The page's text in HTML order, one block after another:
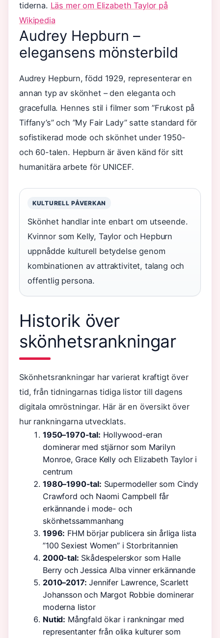
tiderna. Läs mer om Elizabeth Taylor på
Wikipedia
Audrey Hepburn –
elegansens mönsterbild
Audrey Hepburn, född 1929, representerar en
annan typ av skönhet – den eleganta och
gracefulla. Hennes stil i filmer som ”Frukost på
Tiffany’s” och ”My Fair Lady” satte standard för
sofistikerad mode och skönhet under 1950-
och 60-talen. Hepburn är även känd för sitt
humanitära arbete för UNICEF.
KULTURELL PÅVERKAN
Skönhet handlar inte enbart om utseende.
Kvinnor som Kelly, Taylor och Hepburn
uppnådde kulturell betydelse genom
kombinationen av attraktivitet, talang och
offentlig persona.
Historik över
skönhetsrankningar
Skönhetsrankningar har varierat kraftigt över
tid, från tidningarnas tidiga listor till dagens
digitala omröstningar. Här är en översikt över
hur rankningarna utvecklats.
1950–1970-tal: Hollywood-eran
dominerar med stjärnor som Marilyn
Monroe, Grace Kelly och Elizabeth Taylor i
centrum
1980–1990-tal: Supermodeller som Cindy
Crawford och Naomi Campbell får
erkännande i mode- och
skönhetssammanhang
1996: FHM börjar publicera sin årliga lista
”100 Sexiest Women” i Storbritannien
2000-tal: Skådespelerskor som Halle
Berry och Jessica Alba vinner erkännande
2010–2017: Jennifer Lawrence, Scarlett
Johansson och Margot Robbie dominerar
moderna listor
Nutid: Mångfald ökar i rankningar med
representanter från olika kulturer som